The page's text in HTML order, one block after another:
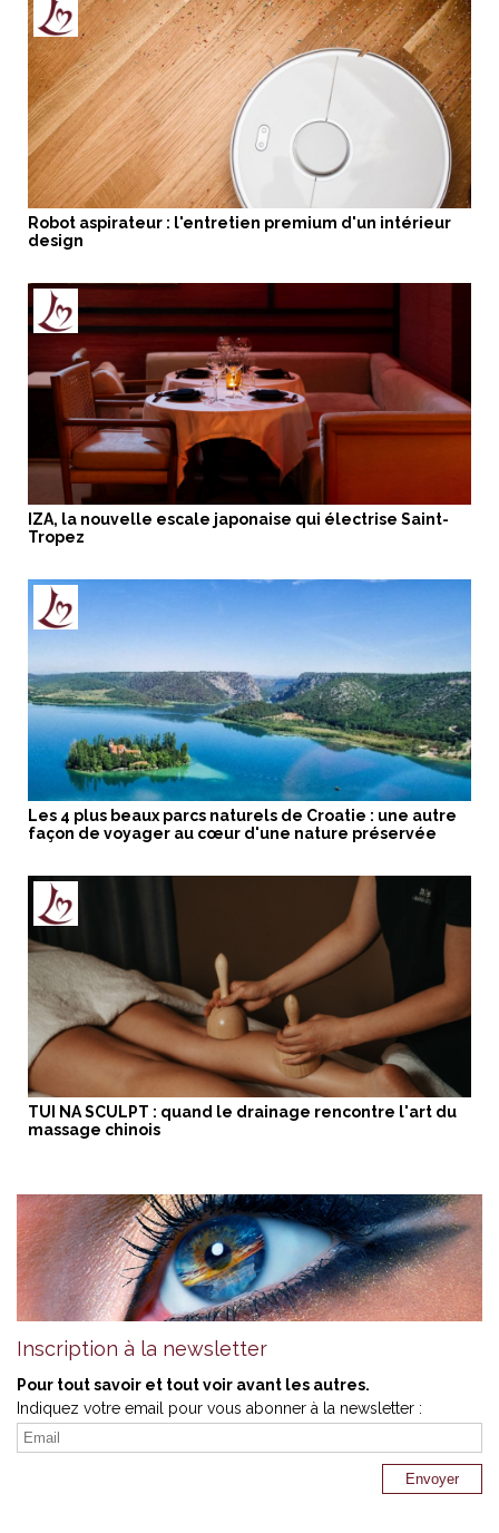
Robot aspirateur : l'entretien premium d'un intérieur
design
IZA, la nouvelle escale japonaise qui électrise Saint-
Tropez
Les 4 plus beaux parcs naturels de Croatie : une autre
façon de voyager au cœur d'une nature préservée
TUI NA SCULPT : quand le drainage rencontre l'art du
massage chinois
Inscription à la newsletter
Pour tout savoir et tout voir avant les autres.
Indiquez votre email pour vous abonner à la newsletter :